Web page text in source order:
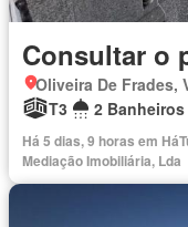
Consultar o
Oliveira De Frades,
T3
2 Banheiros
Há 5 dias, 9 horas em
Mediação Imobiliária, Lda